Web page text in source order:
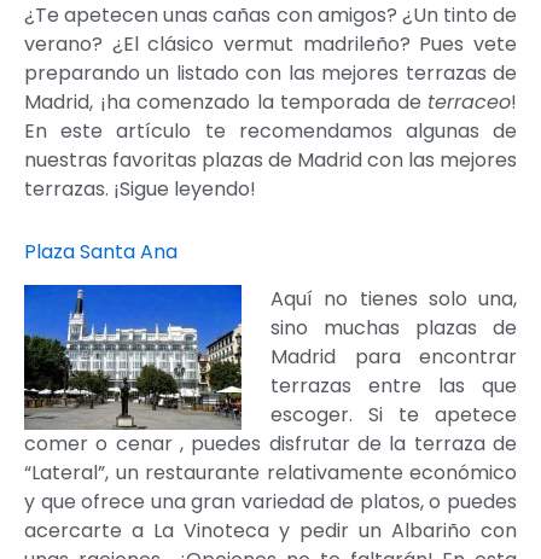
¿Te apetecen unas cañas con amigos? ¿Un tinto de
verano? ¿El clásico vermut madrileño? Pues vete
preparando un listado con las mejores terrazas de
Madrid, ¡ha comenzado la temporada de terraceo!
En este artículo te recomendamos algunas de
nuestras favoritas plazas de Madrid con las mejores
terrazas. ¡Sigue leyendo!
Plaza Santa Ana
Aquí no tienes solo una,
sino muchas plazas de
Madrid para encontrar
terrazas entre las que
escoger. Si te apetece
comer o cenar , puedes disfrutar de la terraza de
“Lateral”, un restaurante relativamente económico
y que ofrece una gran variedad de platos, o puedes
acercarte a La Vinoteca y pedir un Albariño con